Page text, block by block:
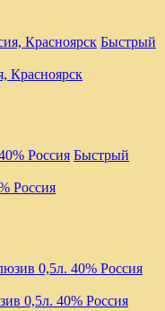
Быстрый
Красноярск
Быстрый
Россия
0,5л. 40% Россия